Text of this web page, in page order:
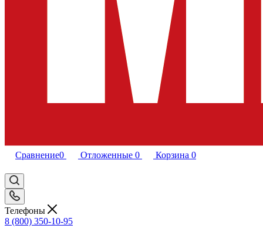
Сравнение0 Отложенные 0 Корзина 0
Телефоны
8 (800) 350-10-95